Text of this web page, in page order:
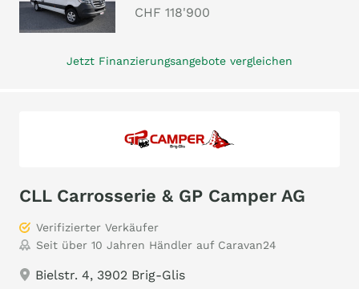
CHF 118'900
Jetzt Finanzierungsangebote vergleichen
CLL Carrosserie & GP Camper AG
Verifizierter Verkäufer
Seit über 10 Jahren Händler auf Caravan24
Bielstr. 4, 3902 Brig-Glis